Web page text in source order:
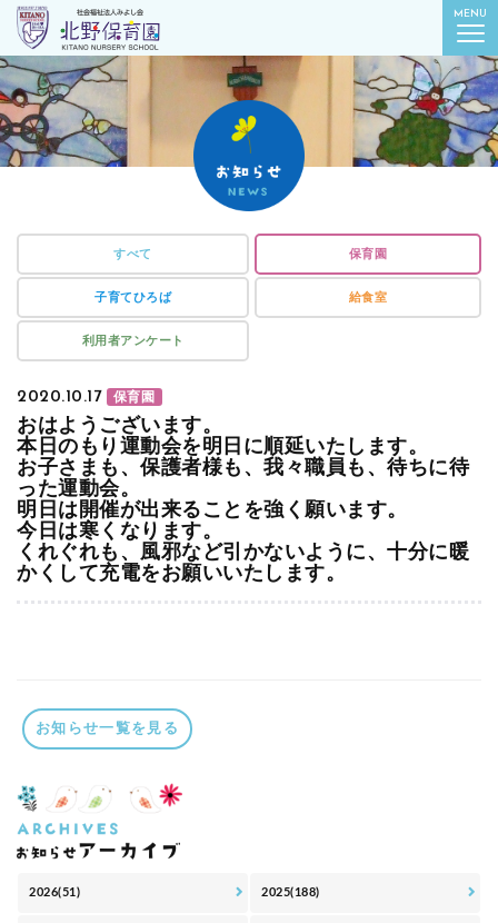
MENU
社会福祉法人みよし会
すべて 保育園
子育てひろば 給食室
利用者アンケート
2020.10.17 保育園
おはようございます。
本日のもり運動会を明日に順延いたします。
お子さまも、保護者様も、我々職員も、待ちに待
った運動会。
明日は開催が出来ることを強く願います。
今日は寒くなります。
くれぐれも、風邪など引かないように、十分に暖
かくして充電をお願いいたします。
お知らせ一覧を見る
2026(51) 2025(188)